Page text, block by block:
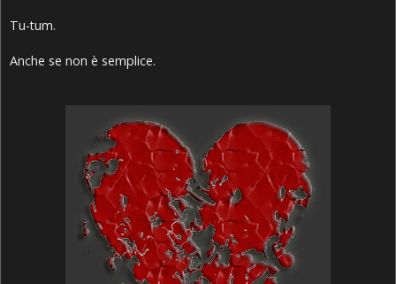
Tu-tum.
Anche se non è semplice.